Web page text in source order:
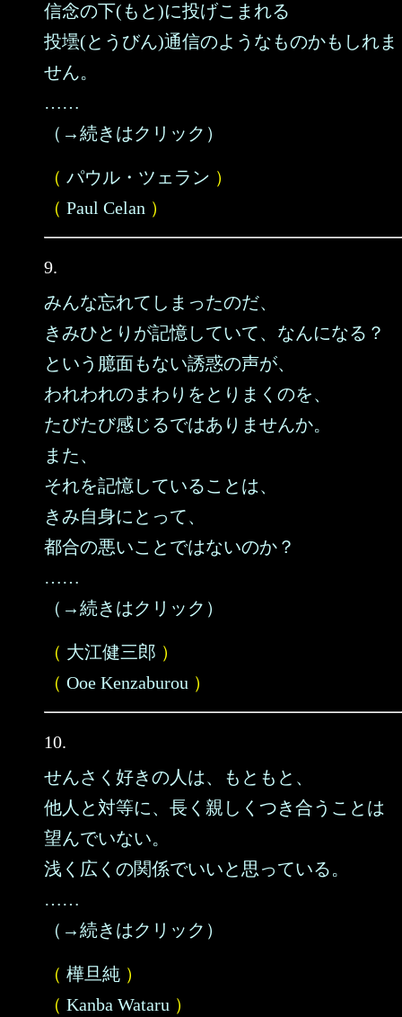
信念の下(もと)に投げこまれる
投壜(とうびん)通信のようなものかもしれま
せん。
……
（→続きはクリック）
（ パウル・ツェラン ）
（ Paul Celan ）
9.
みんな忘れてしまったのだ、
きみひとりが記憶していて、なんになる？
という臆面もない誘惑の声が、
われわれのまわりをとりまくのを、
たびたび感じるではありませんか。
また、
それを記憶していることは、
きみ自身にとって、
都合の悪いことではないのか？
……
（→続きはクリック）
（ 大江健三郎 ）
（ Ooe Kenzaburou ）
10.
せんさく好きの人は、もともと、
他人と対等に、長く親しくつき合うことは
望んでいない。
浅く広くの関係でいいと思っている。
……
（→続きはクリック）
（ 樺旦純 ）
（ Kanba Wataru ）